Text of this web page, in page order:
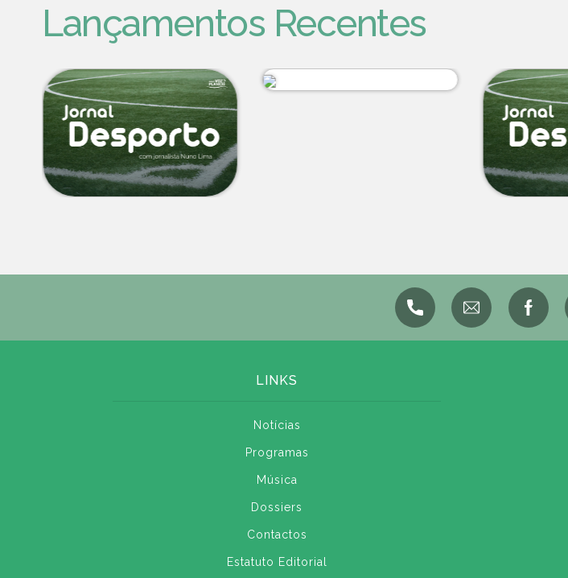
Lançamentos Recentes
LINKS
Notícias
Programas
Música
Dossiers
Contactos
Estatuto Editorial